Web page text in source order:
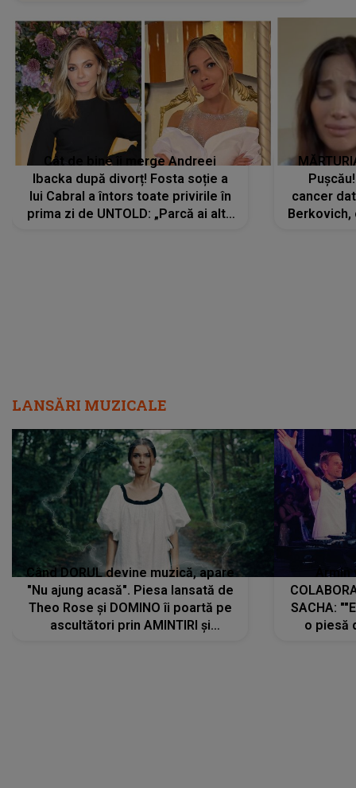
Cât de bine îi merge Andreei
Ibacka după divorț! Fosta soție a
lui Cabral a întors toate privirile în
prima zi de UNTOLD: „Parcă ai altă
cancer
Berkovich,
LANSĂRI MUZICALE
Când DORUL devine muzică, apare
"Nu ajung acasă". Piesa lansată de
Theo Rose și DOMINO îi poartă pe
ascultători prin AMINTIRI și
SACHA:
o piesă